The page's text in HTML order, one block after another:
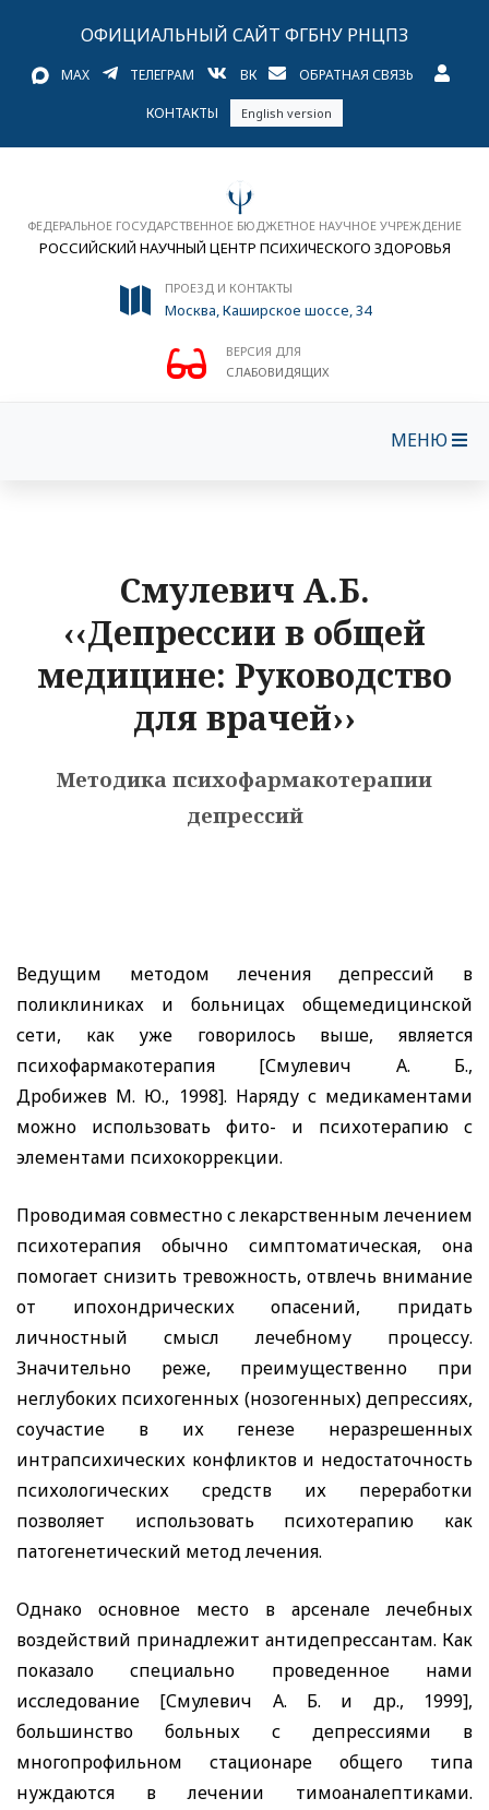
ОФИЦИАЛЬНЫЙ САЙТ ФГБНУ РНЦПЗ
MAX ТЕЛЕГРАМ ВК ОБРАТНАЯ СВЯЗЬ
КОНТАКТЫ English version
ФЕДЕРАЛЬНОЕ ГОСУДАРСТВЕННОЕ БЮДЖЕТНОЕ НАУЧНОЕ УЧРЕЖДЕНИЕ
РОССИЙСКИЙ НАУЧНЫЙ ЦЕНТР ПСИХИЧЕСКОГО ЗДОРОВЬЯ
ПРОЕЗД И КОНТАКТЫ
Москва, Каширское шоссе, 34
ВЕРСИЯ ДЛЯ
СЛАБОВИДЯЩИХ
МЕНЮ
Смулевич А.Б.
‹‹Депрессии в общей
медицине: Руководство
для врачей››
Методика психофармакотерапии
депрессий
Ведущим методом лечения депрессий в
поликлиниках и больницах общемедицинской
сети, как уже говорилось выше, является
психофармакотерапия [Смулевич А. Б.,
Дробижев М. Ю., 1998]. Наряду с медикаментами
можно использовать фито- и психотерапию с
элементами психокоррекции.
Проводимая совместно с лекарственным лечением
психотерапия обычно симптоматическая, она
помогает снизить тревожность, отвлечь внимание
от ипохондрических опасений, придать
личностный смысл лечебному процессу.
Значительно реже, преимущественно при
неглубоких психогенных (нозогенных) депрессиях,
соучастие в их генезе неразрешенных
интрапсихических конфликтов и недостаточность
психологических средств их переработки
позволяет использовать психотерапию как
патогенетический метод лечения.
Однако основное место в арсенале лечебных
воздействий принадлежит антидепрессантам. Как
показало специально проведенное нами
исследование [Смулевич А. Б. и др., 1999],
большинство больных с депрессиями в
многопрофильном стационаре общего типа
нуждаются в лечении тимоаналептиками.